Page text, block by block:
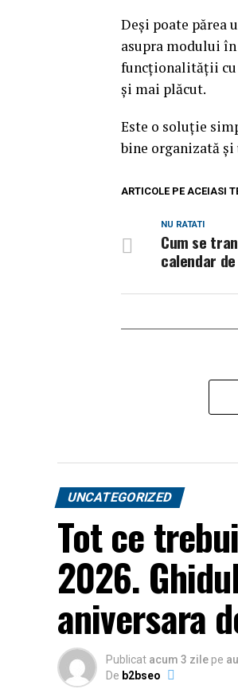
Deși poate părea
asupra modului
funcționalității cu
și mai plăcut.
Este o soluție
bine organizată
ARTICOLE PE ACEIASI
NU RATATI
Cum se
calendar
UNCATEGORIZED
Tot ce
2026.
aniversara
Publicat acum 3 zile pe
De b2bseo